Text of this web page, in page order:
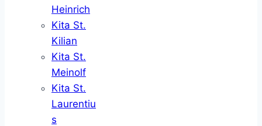
Heinrich
Kita St.
Kilian
Kita St.
Meinolf
Kita St.
Laurentiu
s